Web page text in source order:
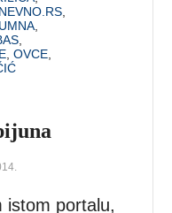
,
,
,
,OVCE,
istom portalu,